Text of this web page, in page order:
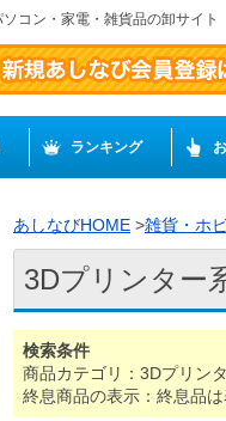
コン・家電・雑貨品の卸サイ
ランキング
あしなびHOME >雑貨・ホ
3Dプリンター
検索条件
商品カテゴリ：3Dプリン
終息商品の表示：終息品